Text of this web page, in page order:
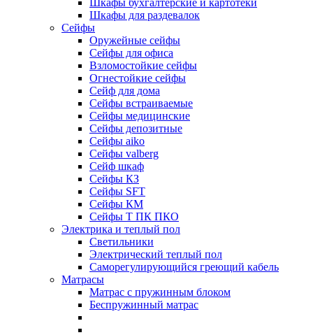
Шкафы для раздевалок
Сейфы
Оружейные сейфы
Сейфы для офиса
Взломостойкие сейфы
Огнестойкие сейфы
Cейф для дома
Сейфы встраиваемые
Сейфы медицинские
Сейфы депозитные
Сейфы aiko
Сейфы valberg
Сейф шкаф
Сейфы КЗ
Сейфы SFT
Сейфы КМ
Сейфы Т ПК ПКО
Электрика и теплый пол
Светильники
Электрический теплый пол
Саморегулирующийся греющий кабель
Матрасы
Матрас с пружинным блоком
Беспружинный матрас